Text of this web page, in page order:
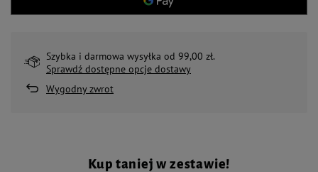
Szybka i darmowa wysyłka od 99,00 zł.
Sprawdź dostępne opcje dostawy
Wygodny zwrot
Kup taniej w zestawie!